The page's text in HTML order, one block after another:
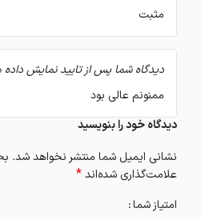
مثبت
دیدگاه شما پس از تایید نمایش
ممنونم عالی بود
دیدگاه خود را بنویسید
نشانی ایمیل شما منتشر نخواهد شد.
علامت‌گذاری شده‌اند*
امتیاز شما